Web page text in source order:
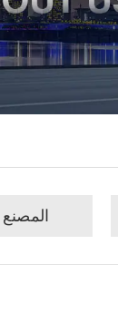
المصنع